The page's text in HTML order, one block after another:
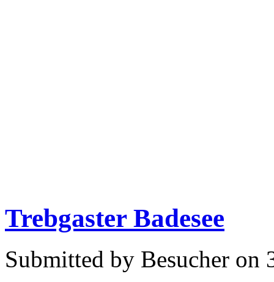
Trebgaster Badesee
Submitted by Besucher on